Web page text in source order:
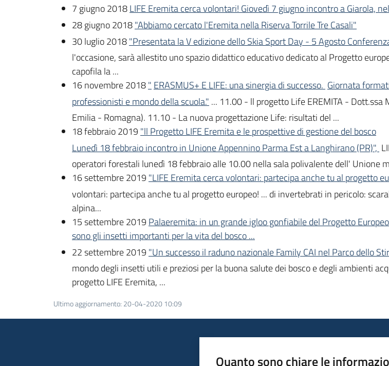
7 giugno 2018LIFE Eremita cerca volontari! Giovedì 7 giugno incontro a Giarola,
28 giugno 2018"Abbiamo cercato l'Eremita nella Riserva Torrile Tre Casali"
30 luglio 2018"Presentata la V edizione dello Skia Sport Day - 5 Agosto
l'occasione, sarà allestito uno spazio didattico educativo dedicato al Progetto
capofila la ...
16 novembre 2018" ERASMUS+ E LIFE: una sinergia di successo. Giornata
professionisti e mondo della scuola." ... 11.00 - ll progetto Life EREMITA - Dott.ssa
Emilia - Romagna). 11.10 - La nuova progettazione Life: risultati del ...
18 febbraio 2019 "ll Progetto LIFE Eremita e le prospettive di gestione del bosco
Lunedì 18 febbraio incontro in Unione Appennino Parma Est a Langhirano (PR)",
operatori forestali lunedì 18 febbraio alle 10.00 nella sala polivalente dell' Unione
16 settembre 2019"LIFE Eremita cerca volontari: partecipa anche tu al progetto
volontari: partecipa anche tu al progetto europeo! ... di invertebrati in pericolo:
alpina...
15 settembre 2019 Palaeremita: in un grande igloo gonfiabile del Progetto
sono gli insetti importanti per la vita del bosco ...
22 settembre 2019 "Un successo il raduno nazionale Family CAI nel Parco dello
mondo degli insetti utili e preziosi per la buona salute dei bosco e degli ambienti
progetto LIFE Eremita, ...
Ultimo aggiornamento: 20-04-2020 10:09
Quanto sono chiare le